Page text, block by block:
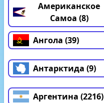
Американское
Самоа (8)
Ангола (39)
Антарктида (9)
Аргентина (2216)